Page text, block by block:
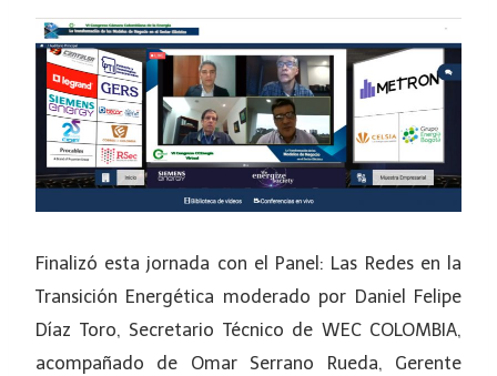
Finalizó esta jornada con el Panel: Las Redes en la
Transición Energética moderado por Daniel Felipe
Díaz Toro, Secretario Técnico de WEC COLOMBIA,
acompañado de Omar Serrano Rueda, Gerente